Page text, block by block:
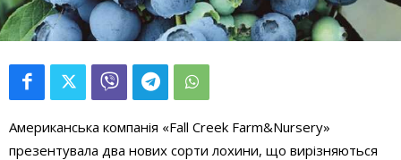
Американська компанія «Fall Creek Farm&Nursery»
презентувала два нових сорти лохини, що вирізняються